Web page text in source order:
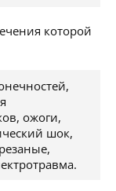
которой
ожоги,
шок,